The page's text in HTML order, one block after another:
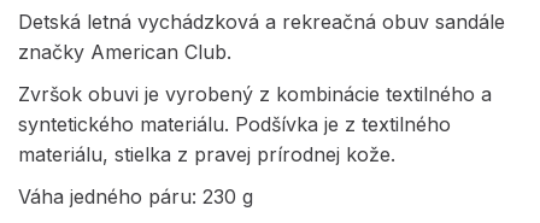
Detská letná vychádzková a rekreačná obuv sandále
značky American Club.
Zvršok obuvi je vyrobený z kombinácie textilného a
syntetického materiálu. Podšívka je z textilného
materiálu, stielka z pravej prírodnej kože.
Váha jedného páru: 230 g